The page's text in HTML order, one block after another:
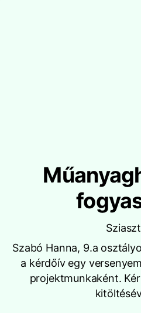
Szabó Hanna, 9.a
a kérdőív egy
projektmunkaként.